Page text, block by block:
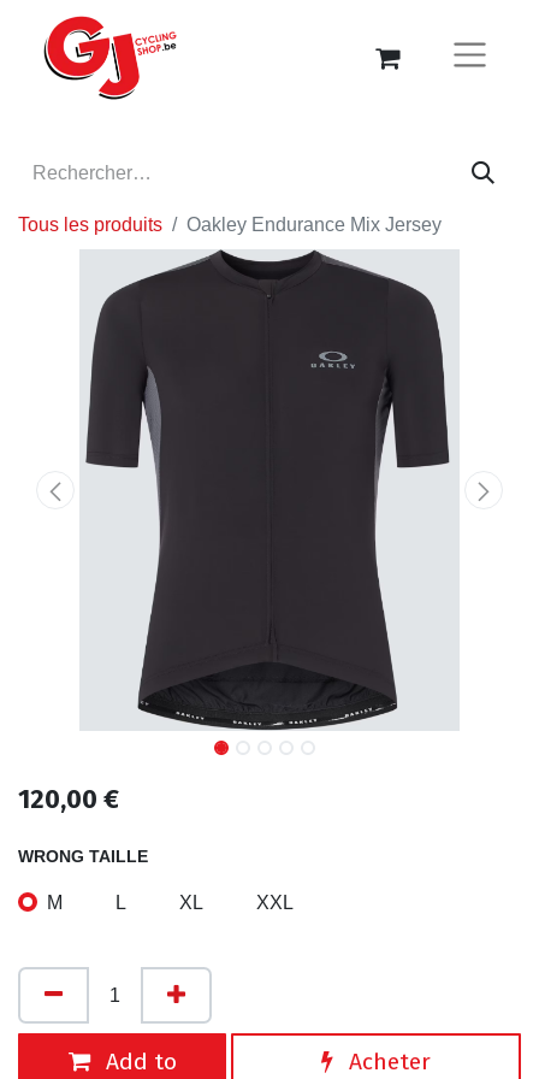
Tous les produits Oakley Endurance Mix Jersey
120,00 €
WRONG TAILLE
M L XL XXL
Add to Acheter